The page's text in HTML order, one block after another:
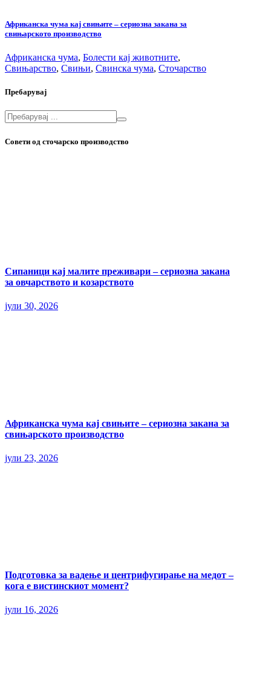
Африканска чума кај свињите – сериозна закана за
свињарското производство
Африканска чума, Болести кај животните,
Свињарство, Свињи, Свинска чума, Сточарство
Пребарувај
Совети од сточарско производство
Сипаници кај малите преживари – сериозна закана
за овчарството и козарството
јули 30, 2026
Африканска чума кај свињите – сериозна закана за
свињарското производство
јули 23, 2026
Подготовка за вадење и центрифугирање на медот –
кога е вистинскиот момент?
јули 16, 2026